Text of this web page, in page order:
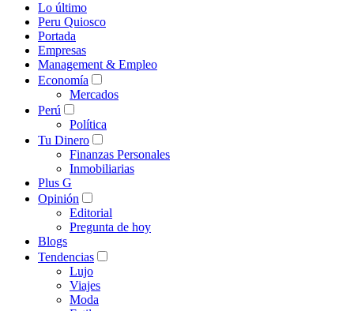
Lo último
Peru Quiosco
Portada
Empresas
Management & Empleo
Economía
Mercados
Perú
Política
Tu Dinero
Finanzas Personales
Inmobiliarias
Plus G
Opinión
Editorial
Pregunta de hoy
Blogs
Tendencias
Lujo
Viajes
Moda